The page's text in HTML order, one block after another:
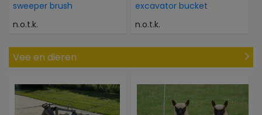
sweeper brush
n.o.t.k.
excavator bucket
n.o.t.k.
Vee en dieren